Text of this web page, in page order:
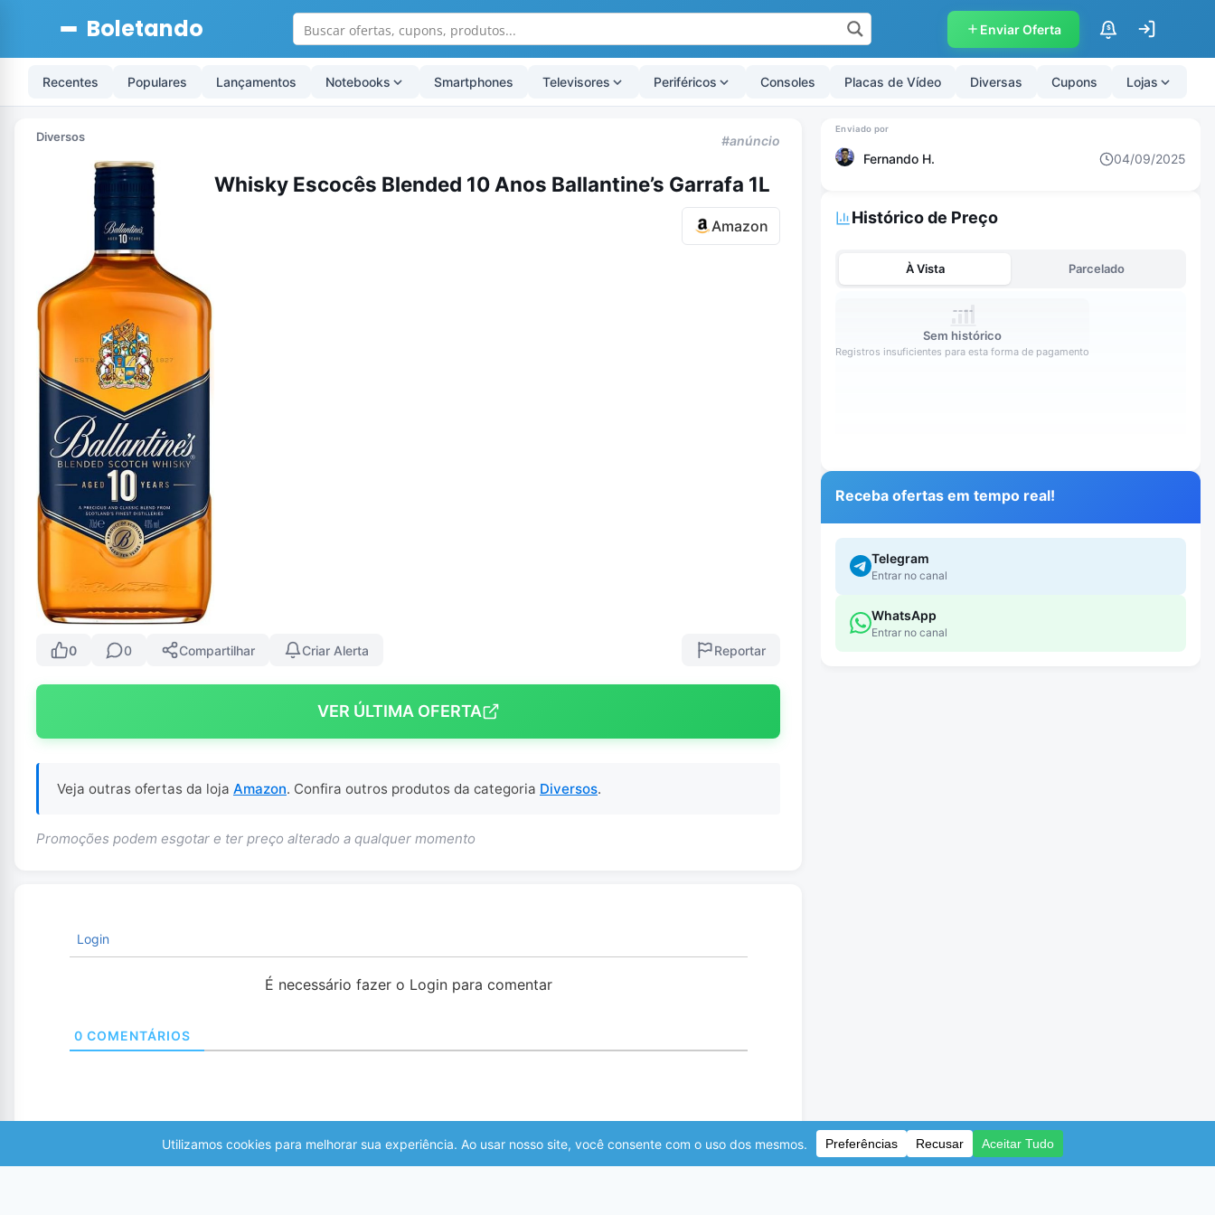
Boletando Enviar Oferta $
Recentes Populares Lançamentos Notebooks Smartphones Televisores Periféricos Consoles Placas de Vídeo Diversas Cupons Lojas
Diversos #anúncio
Whisky Escocês Blended 10 Anos Ballantine’s Garrafa 1L
Amazon
0 0 Compartilhar Criar Alerta Reportar
VER ÚLTIMA OFERTA
Veja outras ofertas da loja Amazon. Confira outros produtos da categoria Diversos.
Promoções podem esgotar e ter preço alterado a qualquer momento
Login
É necessário fazer o Login para comentar
0 COMENTÁRIOS
Fernando H. 04/09/2025
Histórico de Preço
À Vista Parcelado
Sem histórico
Registros insuficientes para esta forma de pagamento
Receba ofertas em tempo real!
Telegram
Entrar no canal
WhatsApp
Entrar no canal